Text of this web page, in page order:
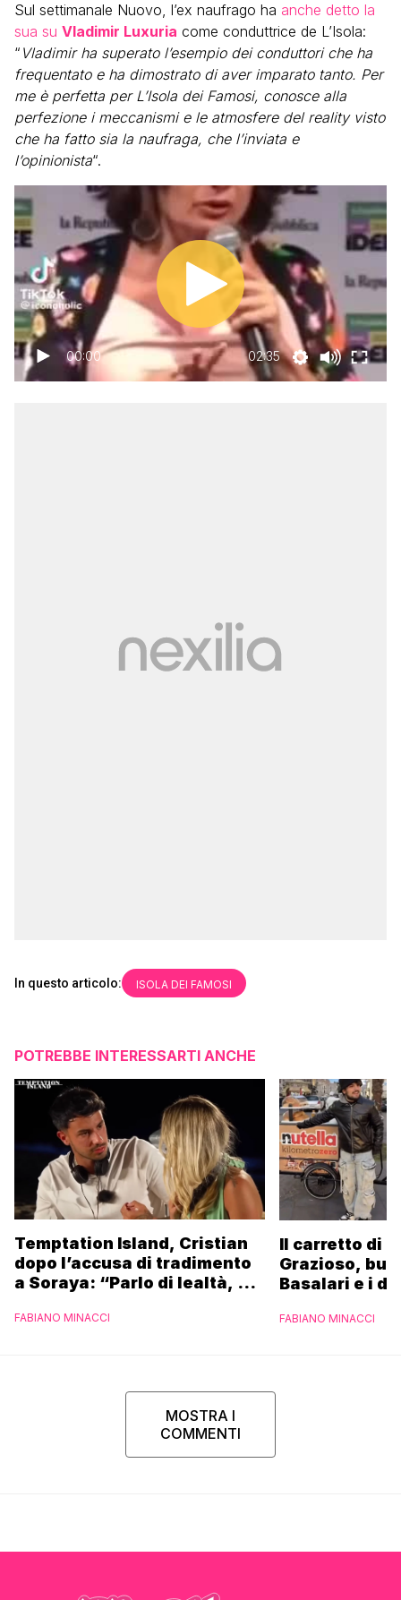
Sul settimanale Nuovo, l’ex naufrago ha anche detto la
sua su Vladimir Luxuria come conduttrice de L’Isola:
“ Vladimir ha superato l’esempio dei conduttori che ha
frequentato e ha dimostrato di aver imparato tanto. Per
me è perfetta per L’Isola dei Famosi, conosce alla
perfezione i meccanismi e le atmosfere del reality visto
che ha fatto sia la naufraga, che l’inviata e
l’opinionista“.
00:00 02:35
In questo articolo: ISOLA DEI FAMOSI
POTREBBE INTERESSARTI ANCHE
Temptation Island, Cristian
dopo l’accusa di tradimento
a Soraya: “Parlo di lealtà, ma
FABIANO MINACCI
Il carretto di
Grazioso,
Basalari e i
Ferrero”
FABIANO MINACCI
MOSTRA I
COMMENTI